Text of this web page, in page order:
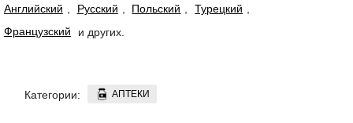
Английский
Русский Польский Турецкий
Французский
и других.
Категории: АПТЕКИ